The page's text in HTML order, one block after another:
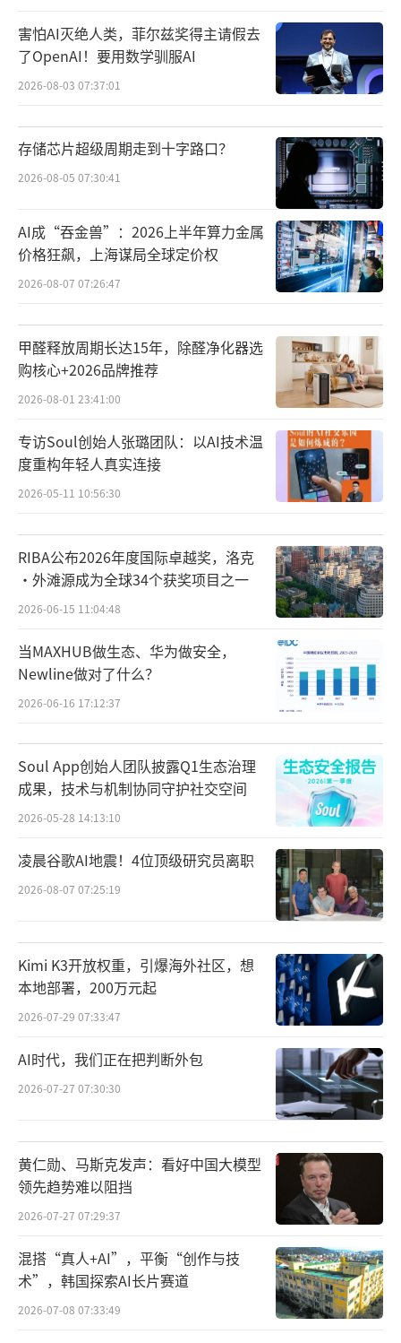
害怕AI灭绝人类，菲尔兹奖得主请假去
了OpenAI！要用数学驯服AI
2026-08-03 07:37:01
存储芯片超级周期走到十字路口？
2026-08-05 07:30:41
AI成“吞金兽”：2026上半年算力金属
价格狂飙，上海谋局全球定价权
2026-08-07 07:26:47
甲醛释放周期长达15年，除醛净化器选
购核心+2026品牌推荐
2026-08-01 23:41:00
专访Soul创始人张璐团队：以AI技术温
度重构年轻人真实连接
2026-05-11 10:56:30
RIBA公布2026年度国际卓越奖，洛克
·外滩源成为全球34个获奖项目之一
2026-06-15 11:04:48
当MAXHUB做生态、华为做安全，
Newline做对了什么？
2026-06-16 17:12:37
Soul App创始人团队披露Q1生态治理
成果，技术与机制协同守护社交空间
2026-05-28 14:13:10
凌晨谷歌AI地震！4位顶级研究员离职
2026-08-07 07:25:19
Kimi K3开放权重，引爆海外社区，想
本地部署，200万元起
2026-07-29 07:33:47
AI时代，我们正在把判断外包
2026-07-27 07:30:30
黄仁勋、马斯克发声：看好中国大模型
领先趋势难以阻挡
2026-07-27 07:29:37
混搭“真人+AI”，平衡“创作与技
术”，韩国探索AI长片赛道
2026-07-08 07:33:49